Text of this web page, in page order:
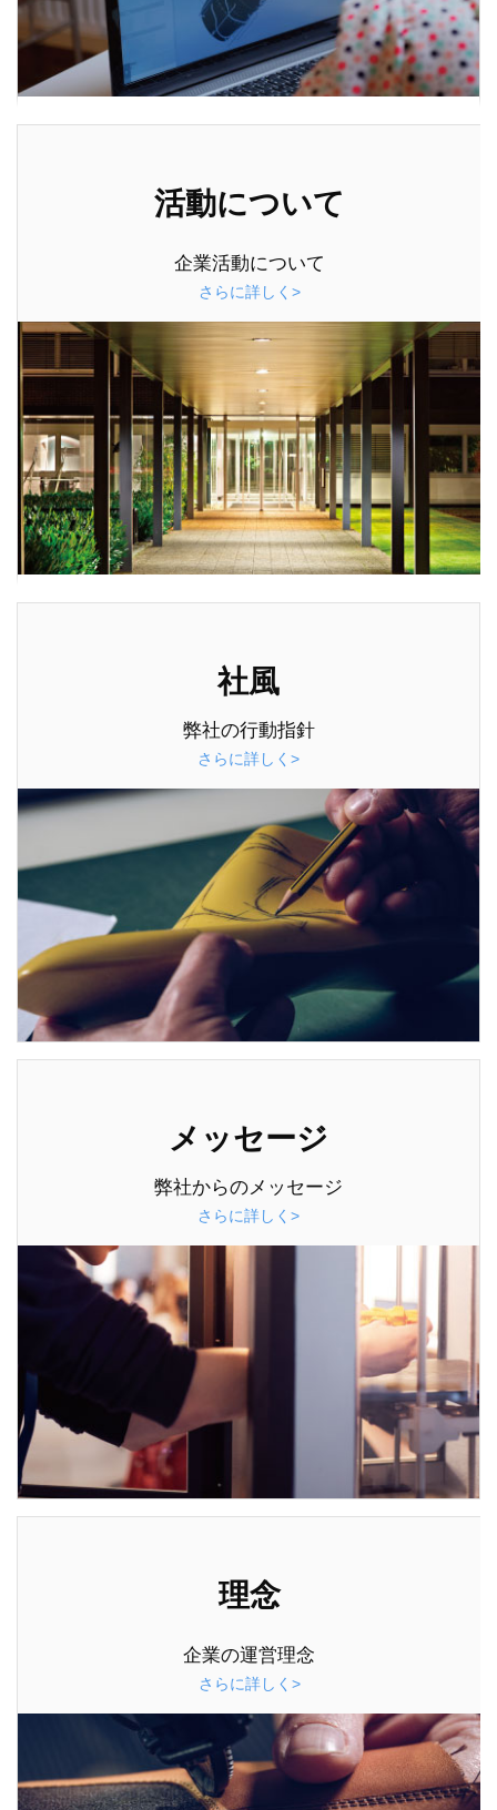
活動について
企業活動について
さらに詳しく>
社風
弊社の行動指針
さらに詳しく>
メッセージ
弊社からのメッセージ
さらに詳しく>
理念
企業の運営理念
さらに詳しく>